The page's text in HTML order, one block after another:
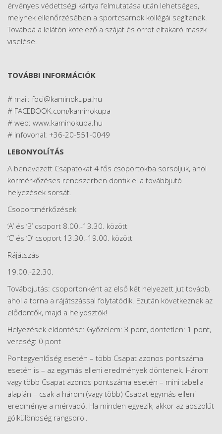
érvényes védettségi kártya felmutatása után lehetséges,
melynek ellenőrzésében a sportcsarnok kollégái segítenek.
Továbbá a lelátón kötelező a szájat és orrot eltakaró maszk
viselése.
TOVÁBBI INFORMÁCIÓK
# mail: foci@kaminokupa.hu
# FACEBOOK.com/kaminokupa
# web: www.kaminokupa.hu
# infovonal: +36-20-551-0049
LEBONYOLÍTÁS
A benevezett Csapatokat 4 fős csoportokba sorsoljuk, ahol
körmérkőzéses rendszerben döntik el a továbbjutó
helyezések sorsát.
Csoportmérkőzések
‘A’ és ‘B’ csoport 8.00.-13.30. között
‘C’ és ‘D’ csoport 13.30.-19.00. között
Rájátszás
19.00.-22.30.
Továbbjutás: csoportonként az első két helyezett jut tovább,
ahol a torna a rájátszással folytatódik. Ezután következnek az
elődöntők, majd a helyosztók!
Helyezések eldöntése: Győzelem: 3 pont, döntetlen: 1 pont,
vereség: 0 pont
Pontegyenlőség esetén – több Csapat azonos pontszáma
esetén is – az egymás elleni eredmények döntenek. Három
vagy több Csapat azonos pontszáma esetén – mini tabella
alapján – csak a három (vagy több) Csapat egymás elleni
eredménye a mérvadó. Ha minden egyezik, akkor az abszolút
gólkülönbség rangsorol.